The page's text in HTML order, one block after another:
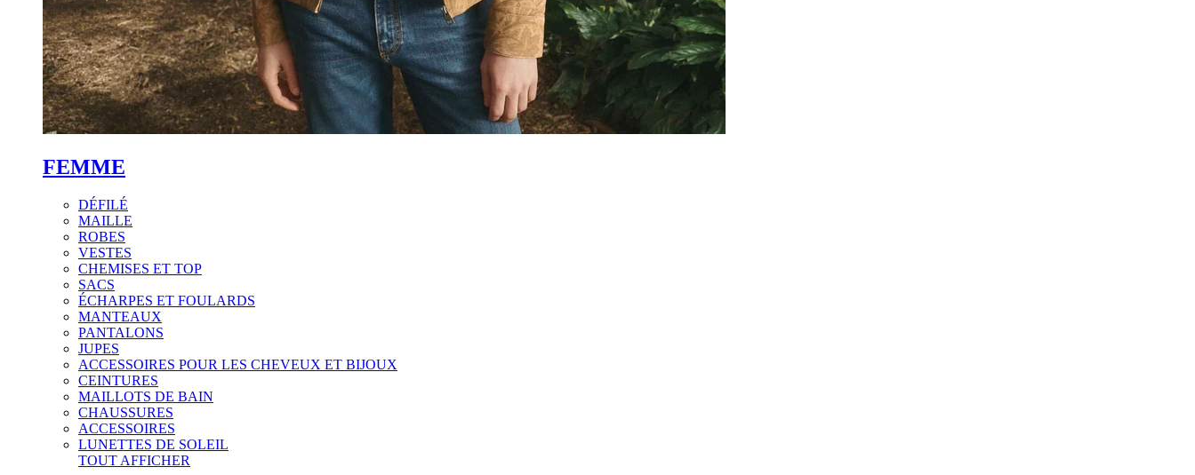
FEMME
DÉFILÉ
MAILLE
ROBES
VESTES
CHEMISES ET TOP
SACS
ÉCHARPES ET FOULARDS
MANTEAUX
PANTALONS
JUPES
ACCESSOIRES POUR LES CHEVEUX ET BIJOUX
CEINTURES
MAILLOTS DE BAIN
CHAUSSURES
ACCESSOIRES
LUNETTES DE SOLEIL
TOUT AFFICHER